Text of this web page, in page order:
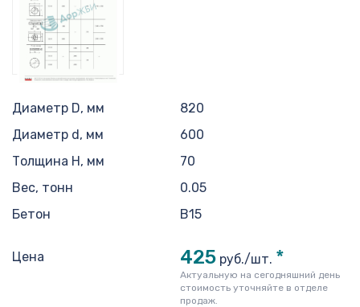
Диаметр D, мм
820
Диаметр d, мм
600
Толщина H, мм
70
Вес, тонн
0.05
Бетон
B15
Цена 425 руб./шт. *
Актуальную на сегодняшний день
стоимость уточняйте в отделе
продаж.